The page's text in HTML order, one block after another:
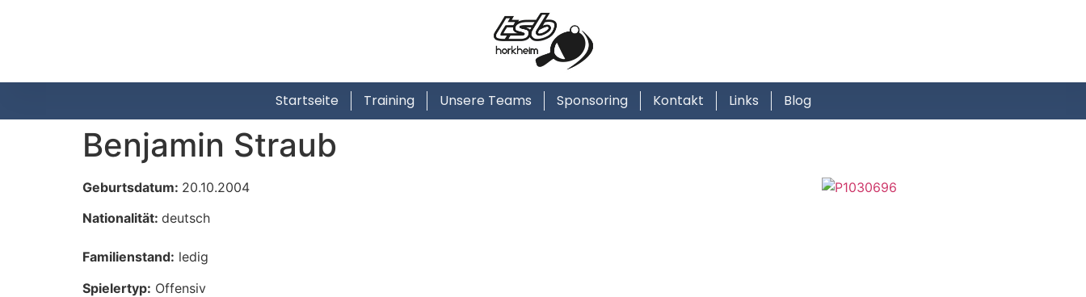
Startseite Training Unsere Teams Sponsoring Kontakt Links Blog
Benjamin Straub
Geburtsdatum: 20.10.2004
Nationalität: deutsch
Familienstand: ledig
Spielertyp: Offensiv